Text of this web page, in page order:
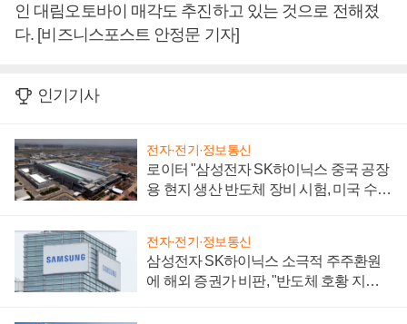
인 대림오토바이 매각도 추진하고 있는 것으로 전해졌
다. [비즈니스포스트 안정문 기자]
인기기사
전자·전기·정보통신
로이터 "삼성전자 SK하이닉스 중국 공장
용 현지 생산 반도체 장비 시험, 미국 수출
전자·전기·정보통신
삼성전자 SK하이닉스 소극적 주주환원
에 해외 증권가 비판, "반도체 호황 지속